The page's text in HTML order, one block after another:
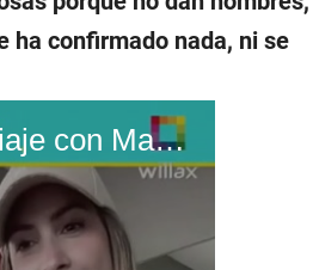
ha confirmado nada, ni se